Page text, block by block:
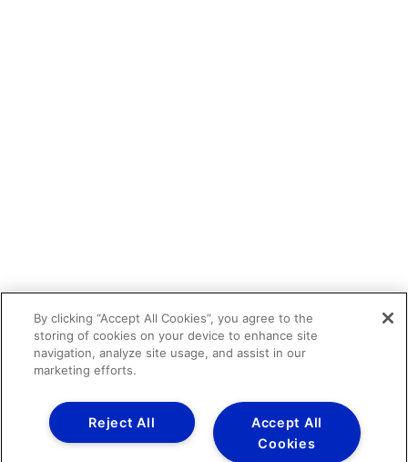
By clicking “Accept All Cookies”, you agree to the
storing of cookies on your device to enhance site
navigation, analyze site usage, and assist in our
marketing efforts.
Accept All
Cookies
Reject All